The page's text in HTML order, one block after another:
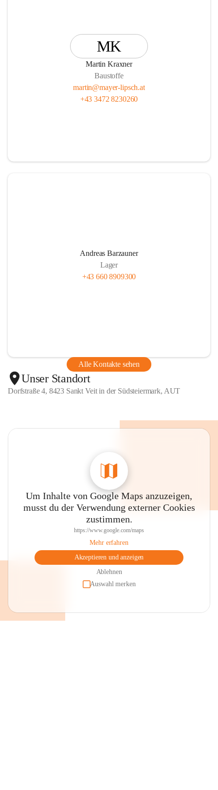
MK
Martin Kraxner
Baustoffe
martin@mayer-lipsch.at
+43 3472 8230260
Andreas Barzauner
Lager
+43 660 8909300
Alle Kontakte sehen
Unser Standort
Dorfstraße 4, 8423 Sankt Veit in der Südsteiermark, AUT
Um Inhalte von Google Maps anzuzeigen,
musst du der Verwendung externer Cookies
zustimmen.
https://www.google.com/maps
Mehr erfahren
Akzeptieren und anzeigen
Ablehnen
Auswahl merken